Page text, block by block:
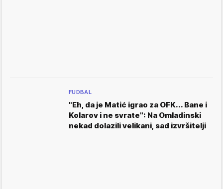
FUDBAL
"Eh, da je Matić igrao za OFK... Bane i
Kolarov i ne svrate": Na Omladinski
nekad dolazili velikani, sad izvršitelji